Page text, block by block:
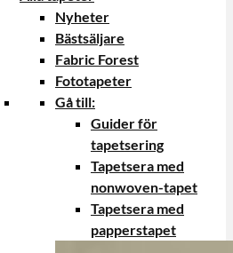
Nyheter
Bästsäljare
Fabric Forest
Fototapeter
Gå till:
Guider för
tapetsering
Tapetsera med
nonwoven-tapet
Tapetsera med
papperstapet